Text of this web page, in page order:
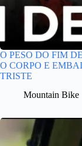
O PESO DO FIM
O CORPO E
TRISTE
Mountain Bike